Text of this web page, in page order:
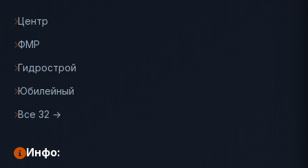
Центр
ФМР
Гидрострой
Юбилейный
Все 32 →
Инфо: